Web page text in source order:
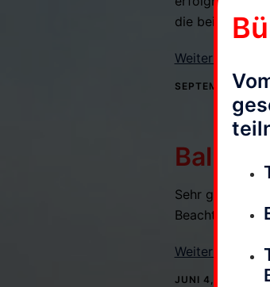
die bei uns in
Weiterlesen
SEPTEMBER 22,
Sehr geehrte
Beachten Sie
Weiterlesen
JUNI 4, 2021